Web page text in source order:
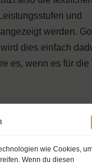
wie Cookies,
Wenn du diesen
und
werden.
dies einfach
es, wenn es für die
verweisen.
motivieren